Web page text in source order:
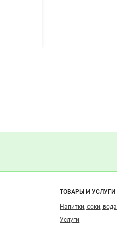
ТОВАРЫ И УСЛУГИ
Напитки, соки, вода
Услуги